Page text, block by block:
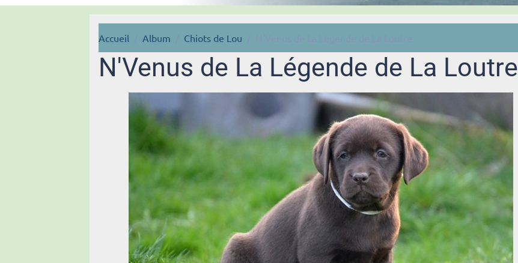
Accueil Album Chiots de Lou
N'Venus de La Légende de La Loutre